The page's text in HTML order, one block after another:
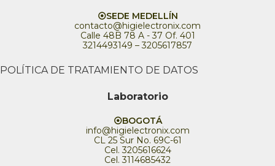
⦿SEDE MEDELLÍN
contacto@higielectronix.com
Calle 48B 78 A - 37 Of. 401
3214493149 – 3205617857
POLÍTICA DE TRATAMIENTO DE DATOS
Laboratorio
⦿BOGOTÁ
info@higielectronix.com
CL 25 Sur No. 69C-61
Cel. 3205616624
Cel. 3114685432